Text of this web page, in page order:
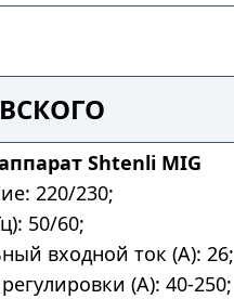
Shtenli MIG
220/230;
50/60;
входной ток (А): 26;
(А): 40-250;